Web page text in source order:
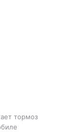
тормоз